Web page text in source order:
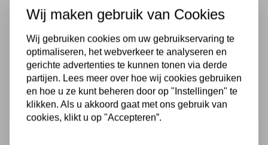
Kwaliteit v/d uitvoering
Prima contact gehad en een snelle, nette
uitvoering
Wij maken gebruik van Cookies
Wij gebruiken cookies om uw gebruikservaring te
optimaliseren, het webverkeer te analyseren en
gerichte advertenties te kunnen tonen via derde
partijen. Lees meer over hoe wij cookies gebruiken
en hoe u ze kunt beheren door op "Instellingen" te
klikken. Als u akkoord gaat met ons gebruik van
cookies, klikt u op "Accepteren”.